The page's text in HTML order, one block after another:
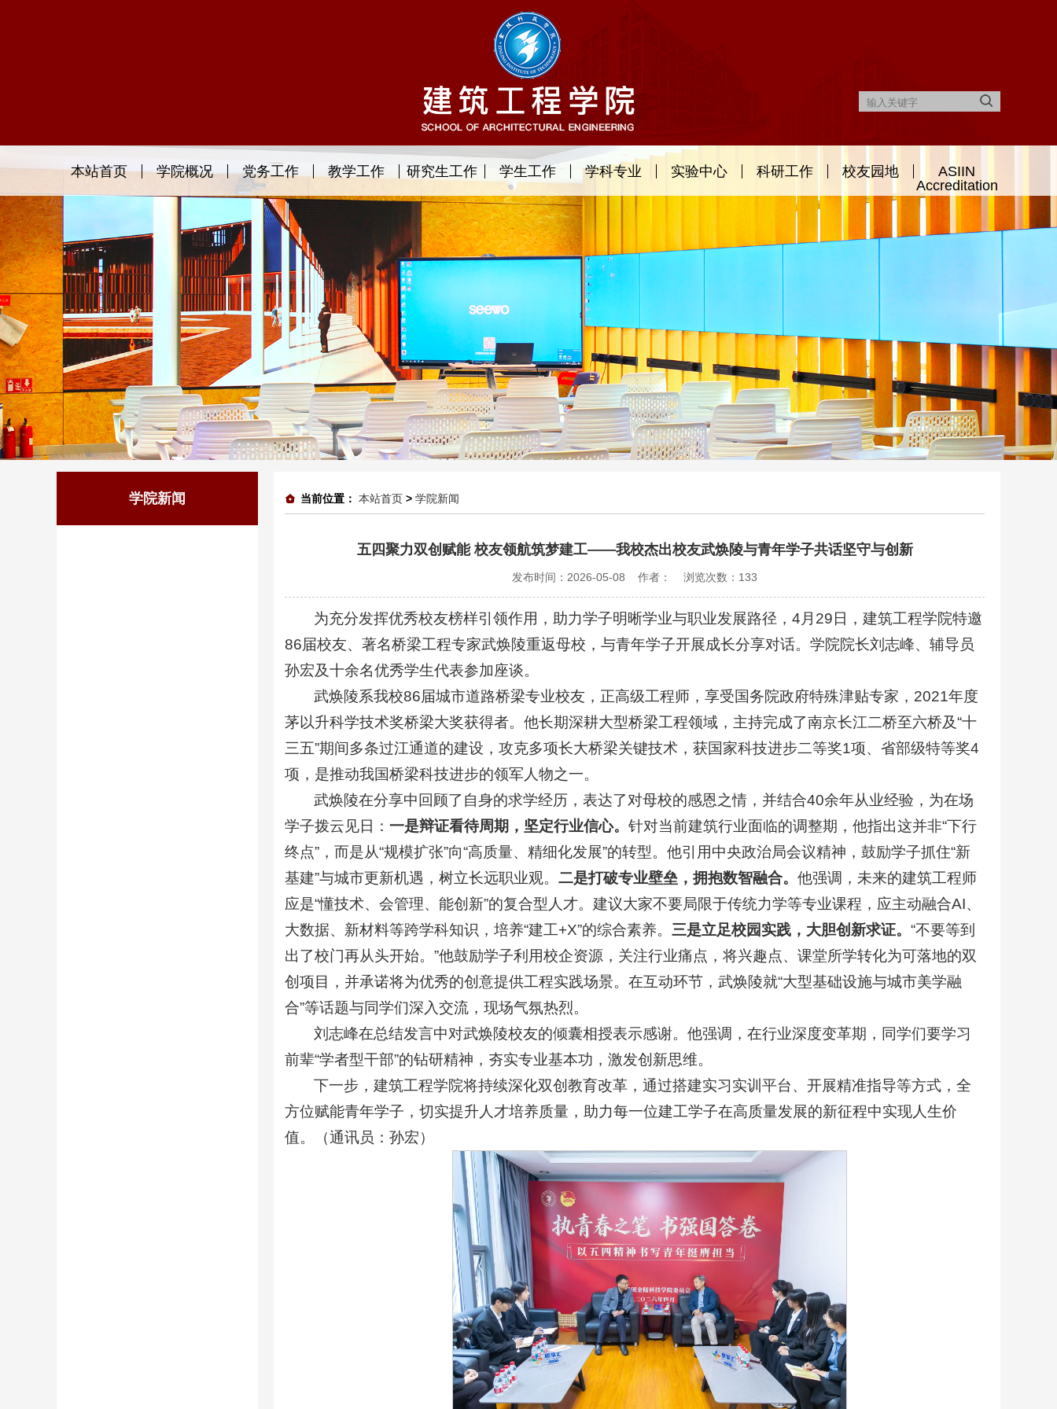
本站首页 学院概况 党务工作 教学工作 研究生工作 学生工作 学科专业 实验中心 科研工作 校友园地
ASIIN
Accreditation
学院新闻 当前位置： 本站首页 > 学院新闻
五四聚力双创赋能 校友领航筑梦建工——我校杰出校友武焕陵与青年学子共话坚守与创新
发布时间：2026-05-08 作者： 浏览次数： 133
为充分发挥优秀校友榜样引领作用，助力学子明晰学业与职业发展路径，4月29日，建筑工程学院特邀
86届校友、著名桥梁工程专家武焕陵重返母校，与青年学子开展成长分享对话。学院院长刘志峰、辅导员
孙宏及十余名优秀学生代表参加座谈。
武焕陵系我校86届城市道路桥梁专业校友，正高级工程师，享受国务院政府特殊津贴专家，2021年度
茅以升科学技术奖桥梁大奖获得者。他长期深耕大型桥梁工程领域，主持完成了南京长江二桥至六桥及“十
三五”期间多条过江通道的建设，攻克多项长大桥梁关键技术，获国家科技进步二等奖1项、省部级特等奖4
项，是推动我国桥梁科技进步的领军人物之一。
武焕陵在分享中回顾了自身的求学经历，表达了对母校的感恩之情，并结合40余年从业经验，为在场
学子拨云见日： 一是辩证看待周期，坚定行业信心。 针对当前建筑行业面临的调整期，他指出这并非“下行
终点”，而是从“规模扩张”向“高质量、精细化发展”的转型。他引用中央政治局会议精神，鼓励学子抓住“新
基建”与城市更新机遇，树立长远职业观。 二是打破专业壁垒，拥抱数智融合。 他强调，未来的建筑工程师
应是“懂技术、会管理、能创新”的复合型人才。建议大家不要局限于传统力学等专业课程，应主动融合AI、
大数据、新材料等跨学科知识，培养“建工+X”的综合素养。 三是立足校园实践，大胆创新求证。 “不要等到
出了校门再从头开始。”他鼓励学子利用校企资源，关注行业痛点，将兴趣点、课堂所学转化为可落地的双
创项目，并承诺将为优秀的创意提供工程实践场景。在互动环节，武焕陵就“大型基础设施与城市美学融
合”等话题与同学们深入交流，现场气氛热烈。
刘志峰在总结发言中对武焕陵校友的倾囊相授表示感谢。他强调，在行业深度变革期，同学们要学习
前辈“学者型干部”的钻研精神，夯实专业基本功，激发创新思维。
下一步，建筑工程学院将持续深化双创教育改革，通过搭建实习实训平台、开展精准指导等方式，全
方位赋能青年学子，切实提升人才培养质量，助力每一位建工学子在高质量发展的新征程中实现人生价
值。（通讯员：孙宏）